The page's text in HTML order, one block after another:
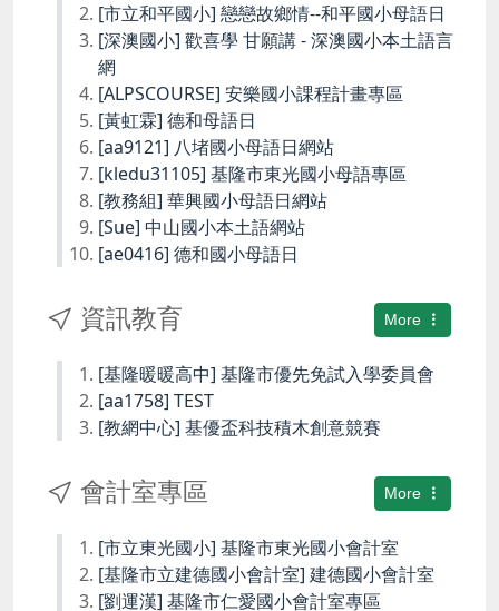
[市立和平國小] 戀戀故鄉情--和平國小母語日
[深澳國小] 歡喜學 甘願講 - 深澳國小本土語言
網
[ALPSCOURSE] 安樂國小課程計畫專區
[黃虹霖] 德和母語日
[aa9121] 八堵國小母語日網站
[kledu31105] 基隆市東光國小母語專區
[教務組] 華興國小母語日網站
[Sue] 中山國小本土語網站
[ae0416] 德和國小母語日
More
資訊教育
[基隆暖暖高中] 基隆市優先免試入學委員會
[aa1758] TEST
[教網中心] 基優盃科技積木創意競賽
More
會計室專區
[市立東光國小] 基隆市東光國小會計室
[基隆市立建德國小會計室] 建德國小會計室
[劉運漢] 基隆市仁愛國小會計室專區